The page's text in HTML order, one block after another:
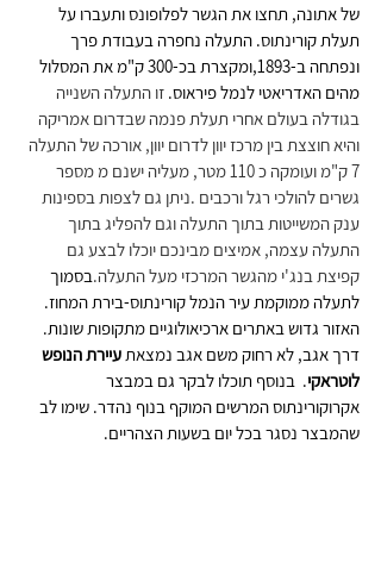
של אתונה, תחצו את הגשר לפלופונס ותעברו על
תעלת קורינתוס. התעלה נחפרה בעבודת פרך
ונפתחה ב-1893,ומקצרת בכ-300 ק"מ את המסלול
מהים האדריאטי לנמל פיראוס. זו התעלה השנייה
בגודלה בעולם אחרי תעלת פנמה שבדרום אמריקה
והיא חוצצת בין מרכז יוון לדרום יוון, אורכה של התעלה
7 ק"מ ועומקה כ 110 מטר, מעליה ישנם מ מספר
גשרים להולכי רגל ורכבים .ניתן גם לצפות בספינות
ענק המשייטות בתוך התעלה וגם להפליג בתוך
התעלה עצמה, אמיצים מבינכם יוכלו לבצע גם
קפיצת בנג'י מהגשר המרכזי מעל התעלה.בסמוך
לתעלה ממוקמת עיר הנמל קורינתוס-בירת המחוז.
האזור גדוש באתרים ארכיאולוגיים מתקופות שונות.
דרך אגב, לא רחוק משם אגב נמצאת עיירת הנופש
לוטראקי.  בנוסף תוכלו לבקר גם במבצר
אקרוקורינתוס המרשים המוקף בנוף נהדר. שימו לב
שהמבצר נסגר בכל יום בשעות הצהריים.